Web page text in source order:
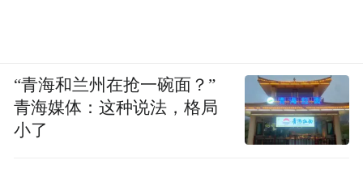
“青海和兰州在抢一碗面？”
青海媒体：这种说法，格局
小了